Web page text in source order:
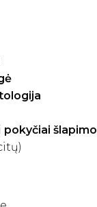
pokyčiai šlapimo